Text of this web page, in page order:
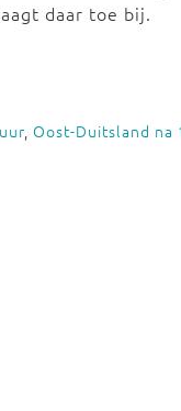
daar toe bij.
, Oost-Duitsland na